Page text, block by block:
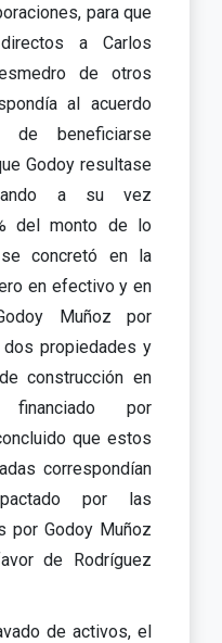
para que
a Carlos
de otros
al acuerdo
de beneficiarse
Godoy resultase
a su vez
del monto de lo
concretó en la
en efectivo y en
Muñoz por
propiedades y
construcción en
financiado por
que estos
correspondían
por las
por Godoy Muñoz
de Rodríguez
de activos, el